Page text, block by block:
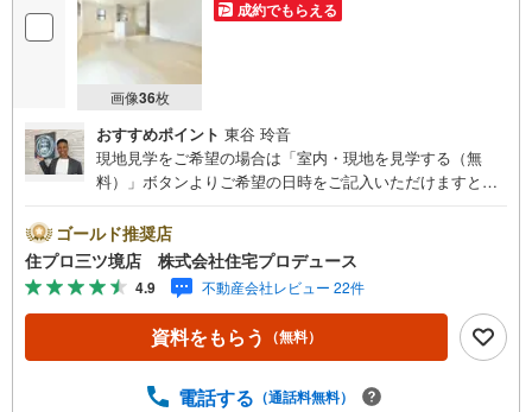
画像36枚
成約でもらえる
おすすめポイント 東谷 玲音
現地見学をご希望の場合は「室内・現地を見学する（無
料）」ボタンよりご希望の日時をご記入いただけますとス
間市エリアに強い！ 住プロは、大和市・綾瀬市・座間市エ
リアの不動産売買専門会社です！最新物件情報や当社限定
で販売する物件情報も多数ございますので、お気軽にお問
合せ下さい！ -------------- 弊社独自の住宅ローン提案システ
ム 弊社ではファイナンシャル専門スタッフによる【丁寧な
資金アドバイス】【ファイナンシャルプラン提案書の作
【定年時の住宅ローン残高】【住宅購入者だけが加入でき
ゴールド推奨店
住プロ三ツ境店 株式会社住宅プロデュース
4.9 不動産会社レビュー 22件
資料をもらう （無料）
電話する （通話料無料）